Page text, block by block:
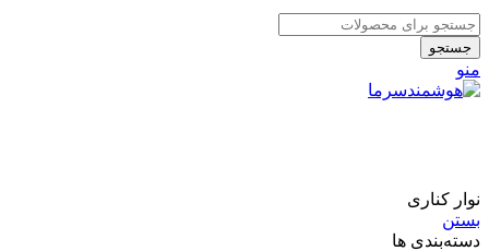
جستجو
منو
نوار کناری
بستن
دسته‌بندی ها